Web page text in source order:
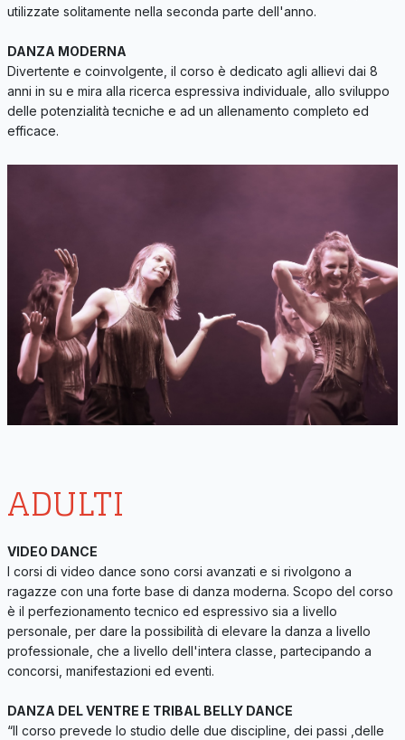
utilizzate solitamente nella seconda parte dell'anno.
DANZA MODERNA
Divertente e coinvolgente, il corso è dedicato agli allievi dai 8
anni in su e mira alla ricerca espressiva individuale, allo sviluppo
delle potenzialità tecniche e ad un allenamento completo ed
efficace.
ADULTI
VIDEO DANCE
I corsi di video dance sono corsi avanzati e si rivolgono a
ragazze con una forte base di danza moderna. Scopo del corso
è il perfezionamento tecnico ed espressivo sia a livello
personale, per dare la possibilità di elevare la danza a livello
professionale, che a livello dell'intera classe, partecipando a
concorsi, manifestazioni ed eventi.
DANZA DEL VENTRE E TRIBAL BELLY DANCE
“Il corso prevede lo studio delle due discipline, dei passi ,delle